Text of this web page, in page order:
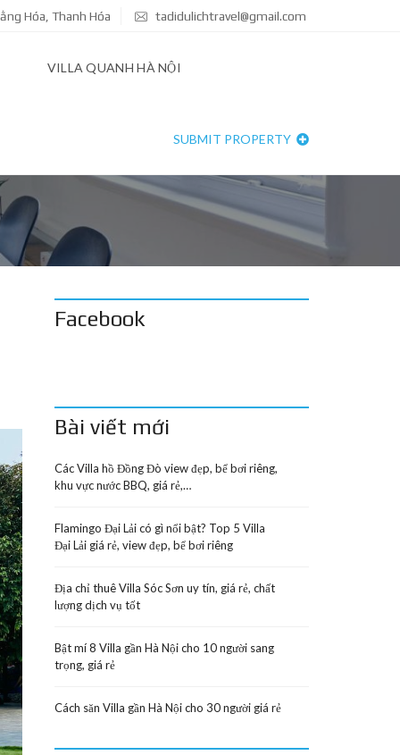
Hóa, Thanh Hóa tadidulichtravel@gmail.com
VILLA QUANH HÀ NỘI
SUBMIT PROPERTY
Facebook
Bài viết mới
Các Villa hồ Đồng Đò view đẹp, bể bơi riêng,
khu vực nước BBQ, giá rẻ,…
Flamingo Đại Lải có gì nổi bật? Top 5 Villa
Đại Lải giá rẻ, view đẹp, bể bơi riêng
Địa chỉ thuê Villa Sóc Sơn uy tín, giá rẻ, chất
lượng dịch vụ tốt
Bật mí 8 Villa gần Hà Nội cho 10 người sang
trọng, giá rẻ
Cách săn Villa gần Hà Nội cho 30 người giá rẻ